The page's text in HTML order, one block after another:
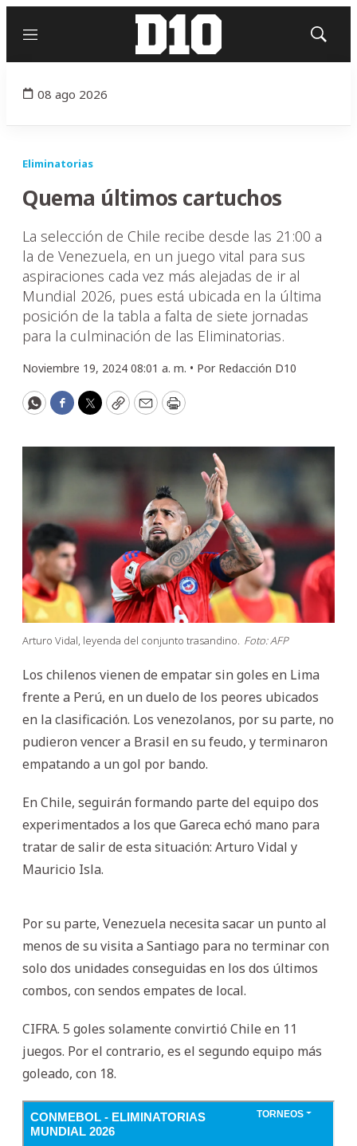
Menú
Mostrar
08 ago 2026
Eliminatorias
Quema últimos cartuchos
La selección de Chile recibe desde las 21:00 a
la de Venezuela, en un juego vital para sus
aspiraciones cada vez más alejadas de ir al
Mundial 2026, pues está ubicada en la última
posición de la tabla a falta de siete jornadas
para la culminación de las Eliminatorias.
Noviembre 19, 2024 08:01 a. m. • Por Redacción D10
WhatsApp
Facebook
Twitter
CopyEmailPrint
Arturo Vidal, leyenda del conjunto trasandino. Foto: AFP
Los chilenos vienen de empatar sin goles en Lima
frente a Perú, en un duelo de los peores ubicados
en la clasificación. Los venezolanos, por su parte, no
pudieron vencer a Brasil en su feudo, y terminaron
empatando a un gol por bando.
En Chile, seguirán formando parte del equipo dos
experimentados a los que Gareca echó mano para
tratar de salir de esta situación: Arturo Vidal y
Mauricio Isla.
Por su parte, Venezuela necesita sacar un punto al
menos de su visita a Santiago para no terminar con
solo dos unidades conseguidas en los dos últimos
combos, con sendos empates de local.
CIFRA. 5 goles solamente convirtió Chile en 11
juegos. Por el contrario, es el segundo equipo más
goleado, con 18.